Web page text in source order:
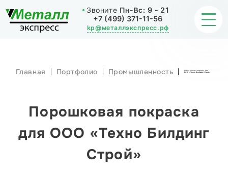
Звоните Пн-Вс: 9 - 21
+7 (499) 371-11-56
kp@металлэкспресс.рф
ОБРАБОТКА МЕТАЛЛА
ИЗДЕЛИЯ
НАШИ РАБОТЫ
Главная Портфолио Промышленность Порошковая покраска для
ООО «Техно Билдинг Строй»
Порошковая покраска
для ООО «Техно Билдинг
Строй»